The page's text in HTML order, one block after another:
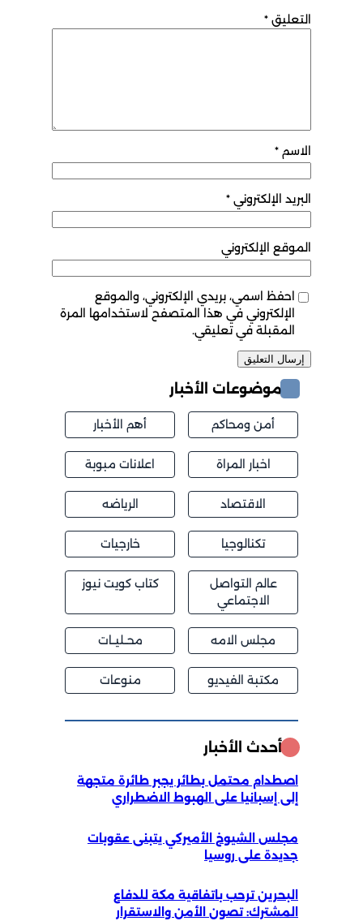
التعليق *
الاسم *
البريد الإلكتروني *
الموقع الإلكتروني
احفظ اسمي، بريدي الإلكتروني، والموقع
الإلكتروني في هذا المتصفح لاستخدامها المرة
المقبلة في تعليقي.
موضوعات الأخبار
أمن ومحاكم أهم الأخبار
اخبار المراة اعلانات مبوبة
الاقتصاد الرياضه
تكنالوجيا خارجيات
عالم التواصل
الاجتماعي
كتاب كويت نيوز
مجلس الامه محــليــات
مكتبة الفيديو منوعات
أحدث الأخبار
اصطدام محتمل بطائر يجبر طائرة متجهة
إلى إسبانيا على الهبوط الاضطراري
مجلس الشيوخ الأميركي يتبنى عقوبات
جديدة على روسيا
البحرين ترحب باتفاقية مكة للدفاع
المشترك: تصون الأمن والاستقرار